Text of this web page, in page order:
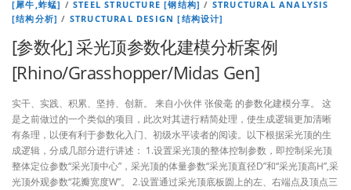
[犀牛,蚱蜢] /STEEL STRUCTURE [钢结构] / STRUCTURAL ANALYSIS
[结构分析] / STRUCTURAL DESIGN [结构设计]
[参数化] 采光顶参数化建模分析案例
[Rhino/Grasshopper/Midas Gen]
实干、实践、积累、坚持、创新。 来自小伙伴 张俊毫 的参数化建模分享。 这
是之前做过的一个类似的项目，此次对其进行精简处理，使生成逻辑更加清晰
有条理，以便有利于参数化入门、初级水平读者的阅读。以下根据采光顶的生
成逻辑，分成几部分进行讲述： 1.设置采光顶的整体控制参数，即控制采光顶
整体定位参数“采光顶中心”，采光顶的体量参数“采光顶直径D”和“采光顶高H”,采
光顶外观参数“花瓣宽度W”。 2.设置通过采光顶底板圆上的左、右端点及顶点三